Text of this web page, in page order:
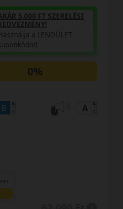
5.000 FT SZERELÉSI
a LENDÜLET
0%